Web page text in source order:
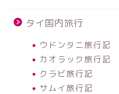
タイ国内旅行
ウドンタニ旅行記
カオラック旅行記
クラビ旅行記
サムイ旅行記